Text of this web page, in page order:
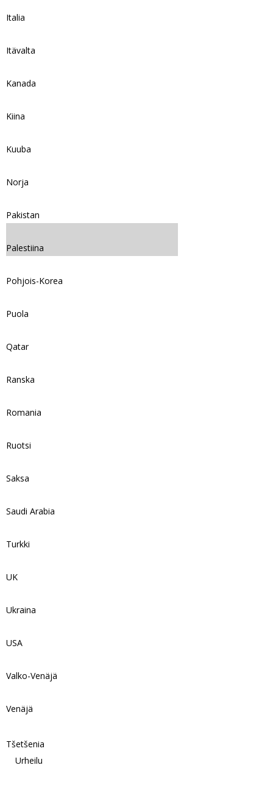
Italia
Itävalta
Kanada
Kiina
Kuuba
Norja
Pakistan
Palestiina
Pohjois-Korea
Puola
Qatar
Ranska
Romania
Ruotsi
Saksa
Saudi Arabia
Turkki
UK
Ukraina
USA
Valko-Venäjä
Venäjä
Tšetšenia
Urheilu